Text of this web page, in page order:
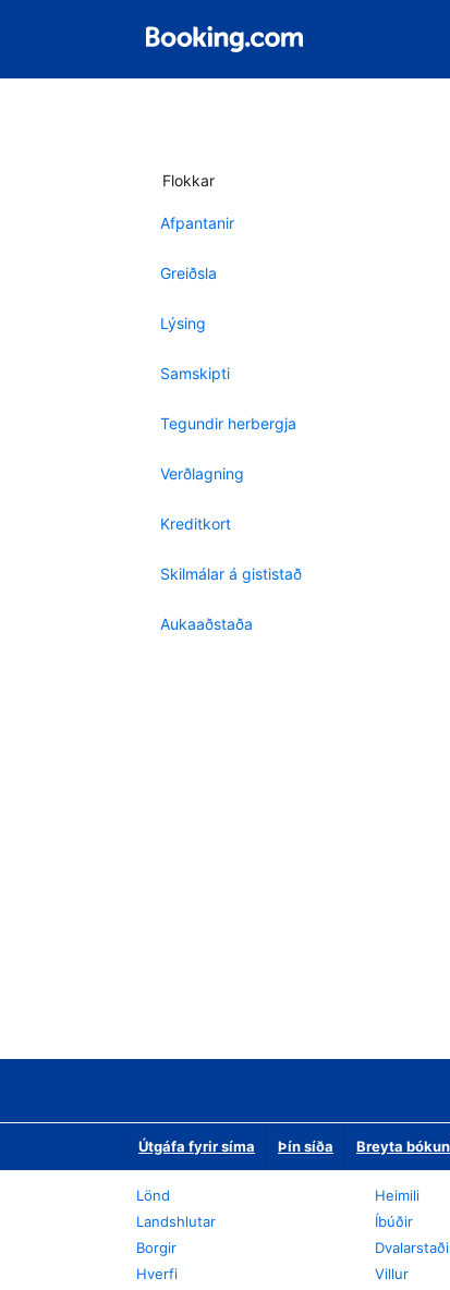
Flokkar
Afpantanir
Greiðsla
Lýsing
Samskipti
Tegundir herbergja
Verðlagning
Kreditkort
Skilmálar á gististað
Aukaaðstaða
Útgáfa fyrir síma Þín síða Breyta
Lönd
Landshlutar
Borgir
Hverfi
Heimili
Íbúðir
Villur